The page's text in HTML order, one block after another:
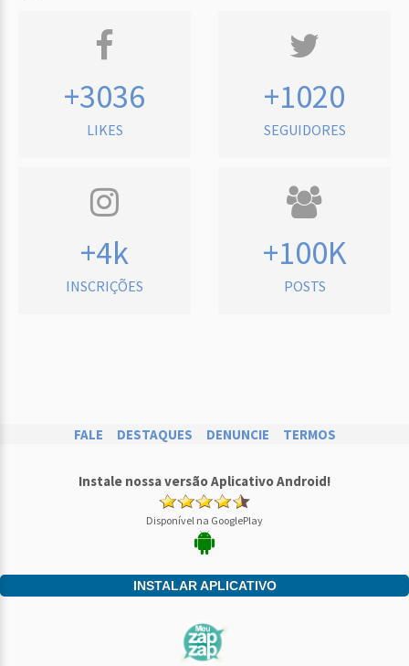
+3036
LIKES
+1020
SEGUIDORES
+4k
INSCRIÇÕES
+100K
POSTS
FALE DESTAQUES DENUNCIE TERMOS
Instale nossa versão Aplicativo Android!
Disponível na GooglePlay
INSTALAR APLICATIVO